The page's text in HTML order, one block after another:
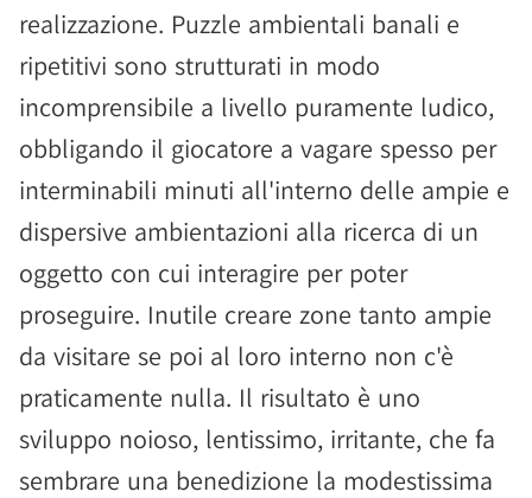
realizzazione. Puzzle ambientali banali e
ripetitivi sono strutturati in modo
incomprensibile a livello puramente ludico,
obbligando il giocatore a vagare spesso per
interminabili minuti all'interno delle ampie e
dispersive ambientazioni alla ricerca di un
oggetto con cui interagire per poter
proseguire. Inutile creare zone tanto ampie
da visitare se poi al loro interno non c'è
praticamente nulla. Il risultato è uno
sviluppo noioso, lentissimo, irritante, che fa
sembrare una benedizione la modestissima